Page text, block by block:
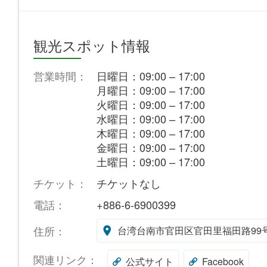
観光スポット情報
営業時間：
日曜日：09:00 – 17:00
月曜日：09:00 – 17:00
火曜日：09:00 – 17:00
水曜日：09:00 – 17:00
木曜日：09:00 – 17:00
金曜日：09:00 – 17:00
土曜日：09:00 – 17:00
チケット：
チケットなし
電話：
+886-6-6900399
住所：
台湾台南市官田区官田里福田路99
関連リンク： 公式サイト Facebook